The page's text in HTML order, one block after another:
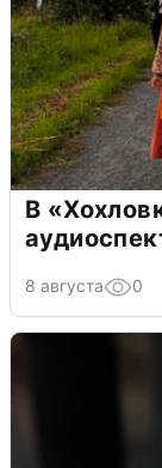
В
8 августа 0